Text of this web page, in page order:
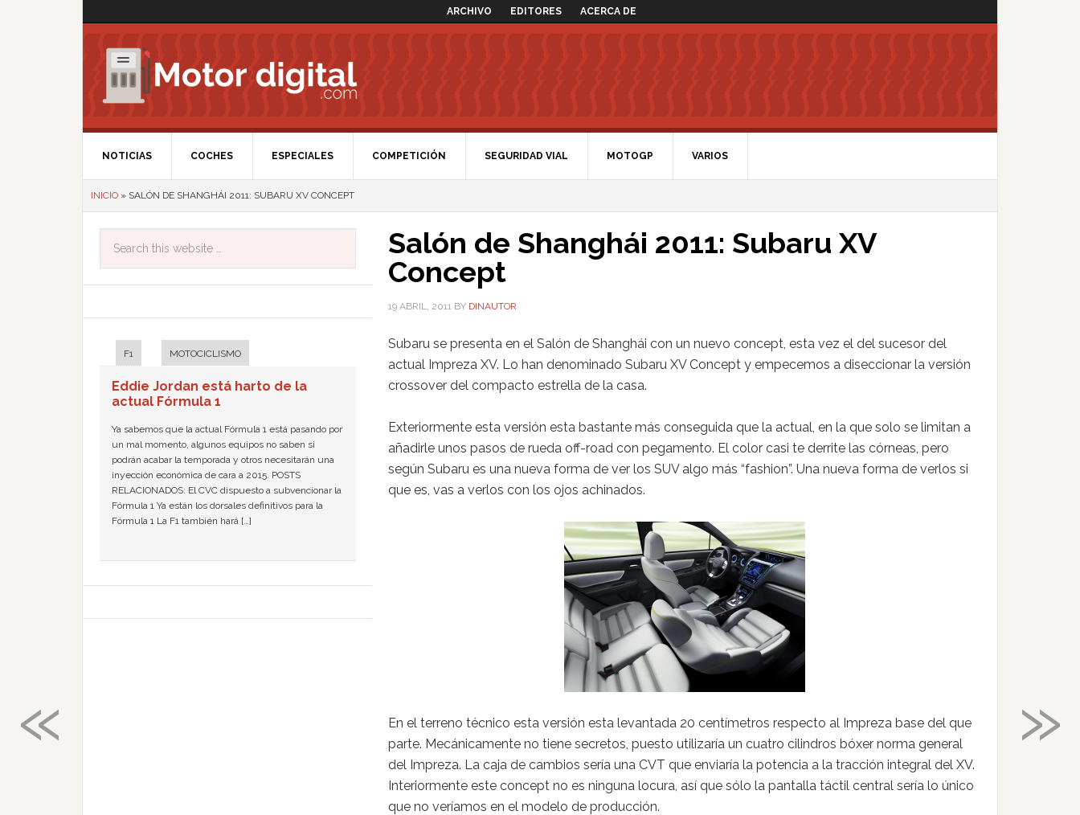
ARCHIVO EDITORES ACERCA DE
NOTICIAS COCHES ESPECIALES COMPETICIÓN SEGURIDAD VIAL MOTOGP VARIOS
INICIO » SALÓN DE SHANGHÁI 2011: SUBARU XV CONCEPT
Salón de Shanghái 2011: Subaru XV
Concept
19 ABRIL, 2011 BY DINAUTOR
Subaru se presenta en el Salón de Shanghái con un nuevo concept, esta vez el del sucesor del
actual Impreza XV. Lo han denominado Subaru XV Concept y empecemos a diseccionar la versión
crossover del compacto estrella de la casa.
Exteriormente esta versión esta bastante más conseguida que la actual, en la que solo se limitan a
añadirle unos pasos de rueda off-road con pegamento. El color casi te derrite las córneas, pero
según Subaru es una nueva forma de ver los SUV algo más “fashion”. Una nueva forma de verlos si
que es, vas a verlos con los ojos achinados.
En el terreno técnico esta versión esta levantada 20 centímetros respecto al Impreza base del que
parte. Mecánicamente no tiene secretos, puesto utilizaría un cuatro cilindros bóxer norma general
del Impreza. La caja de cambios sería una CVT que enviaría la potencia a la tracción integral del XV.
Interiormente este concept no es ninguna locura, así que sólo la pantalla táctil central sería lo único
que no veríamos en el modelo de producción.
F1 MOTOCICLISMO
Eddie Jordan está harto de la
actual Fórmula 1
Ya sabemos que la actual Fórmula 1 está pasando por
un mal momento, algunos equipos no saben si
podrán acabar la temporada y otros necesitarán una
inyección económica de cara a 2015. POSTS
RELACIONADOS: El CVC dispuesto a subvencionar la
Fórmula 1 Ya están los dorsales definitivos para la
Fórmula 1 La F1 también hará […]
»
«